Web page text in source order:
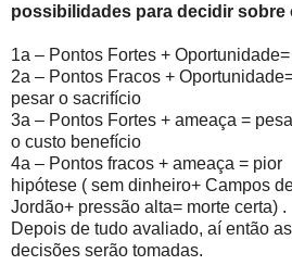
possibilidades para decidir sobre
1a – Pontos Fortes +
2a – Pontos Fracos +
pesar o sacrifício
3a – Pontos Fortes + ameaça =
o custo benefício
4a – Pontos fracos + ameaça = pior
hipótese ( sem dinheiro+ Campos
Jordão+ pressão alta= morte certa) .
Depois de tudo avaliado, aí então as
decisões serão tomadas.